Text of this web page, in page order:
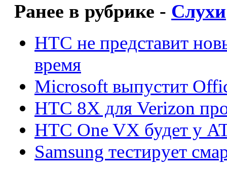
Ранее в рубрике - Слухи
HTC не представит
время
Microsoft выпустит
HTC 8X для Verizon
HTC One VX будет у
Samsung тестирует